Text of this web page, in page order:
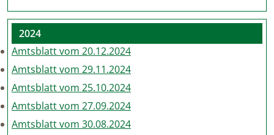
2024
Amtsblatt vom 20.12.2024
Amtsblatt vom 29.11.2024
Amtsblatt vom 25.10.2024
Amtsblatt vom 27.09.2024
Amtsblatt vom 30.08.2024